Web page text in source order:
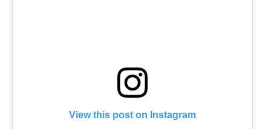
View this post on Instagram